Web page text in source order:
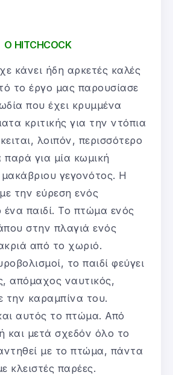
Ο HITCHCOCK
κάνει ήδη αρκετές καλές
το έργο μας παρουσίασε
που έχει κρυμμένα
κριτικής για την ντόπια
λοιπόν, περισσότερο
παρά για μία κωμική
γεγονότος. Η
την εύρεση ενός
παιδί. Το πτώμα ενός
στην πλαγιά ενός
από το χωριό.
το παιδί φεύγει
απόμαχος ναυτικός,
την καραμπίνα του.
αυτός το πτώμα. Από
και μετά σχεδόν όλο το
με το πτώμα, πάντα
κλειστές παρέες.